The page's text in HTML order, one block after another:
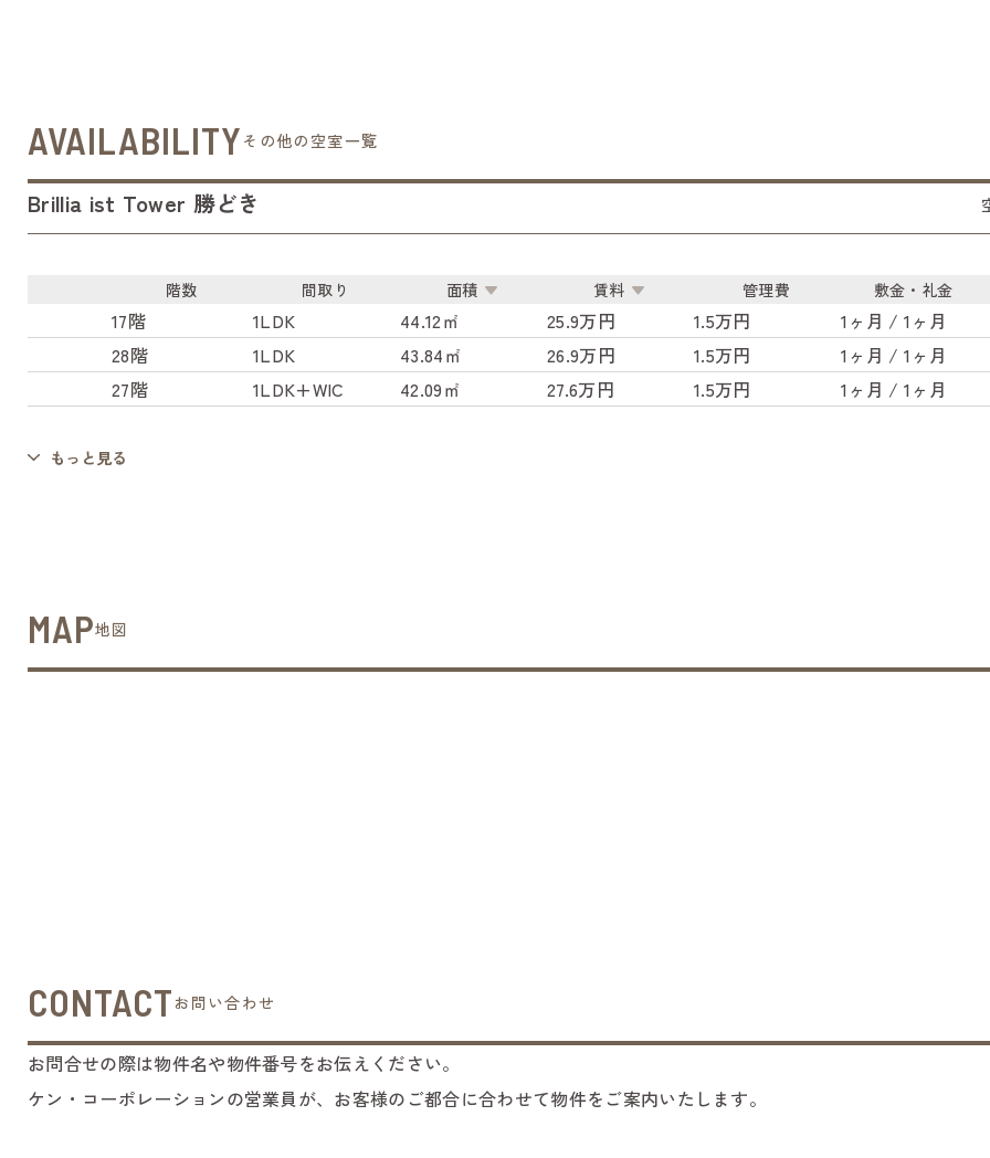
AVAILABILITY その他の空室一覧
Brillia ist Tower 勝どき
階数 間取り 面積 賃料 管理費 敷金・礼金
17階 1LDK 44.12㎡ 25.9万円 1.5万円 1ヶ月 / 1ヶ月
28階 1LDK 43.84㎡ 26.9万円 1.5万円 1ヶ月 / 1ヶ月
27階 1LDK+WIC 42.09㎡ 27.6万円 1.5万円 1ヶ月 / 1ヶ月
もっと見る
MAP地図
CONTACT お問い合わせ
お問合せの際は物件名や物件番号をお伝えください。
ケン・コーポレーションの営業員が、お客様のご都合に合わせて物件をご案内いたします。